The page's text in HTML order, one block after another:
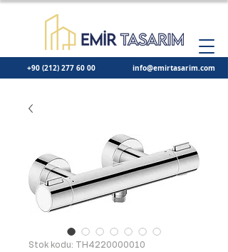
+90 (212) 277 60 00 info@emirtasarim.com
Stok kodu: TH4220000010